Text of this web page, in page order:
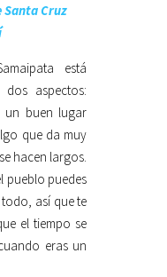
Santa Cruz
está
aspectos:
un buen lugar
que da muy
hacen largos.
pueblo puedes
así que te
el tiempo se
eras un